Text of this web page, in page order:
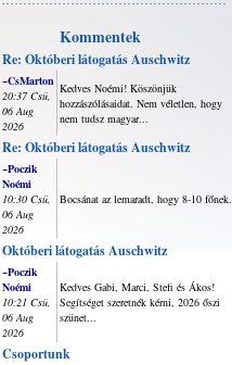
Kommentek
Re: Októberi látogatás Auschwitz
~CsMarton
20:37 Csü,
06 Aug
2026
Kedves Noémi! Köszönjük
hozzászólásaidat. Nem véletlen, hogy
nem tudsz magyar...
Re: Októberi látogatás Auschwitz
~Poczik
Noémi
10:30 Csü,
06 Aug
2026
Bocsánat az lemaradt, hogy 8-10 főnek.
Októberi látogatás Auschwitz
~Poczik
Noémi
10:21 Csü,
06 Aug
2026
Kedves Gabi, Marci, Stefi és Ákos!
Segítséget szeretnék kérni, 2026 őszi
szünet...
Csoportunk